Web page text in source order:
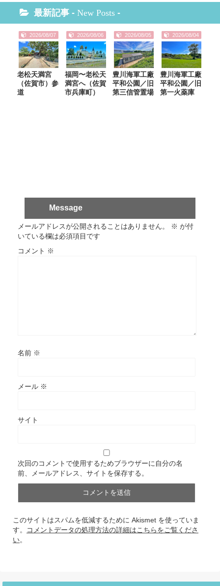
最新記事 - New Posts -
2026/08/07
老松天満宮
（佐賀市）参
道
2026/08/06
福岡〜老松天
満宮へ（佐賀
市兵庫町）
2026/08/05
豊川海軍工廠
平和公園／旧
第三信管置場
2026/08/04
豊川海軍工廠
平和公園／旧
第一火薬庫
Message
メールアドレスが公開されることはありません。 ※ が付
いている欄は必須項目です
コメント ※
名前 ※
メール ※
サイト
次回のコメントで使用するためブラウザーに自分の名
前、メールアドレス、サイトを保存する。
このサイトはスパムを低減するために Akismet を使っていま
す。
コメントデータの処理方法の詳細はこちらをご覧くださ
い。